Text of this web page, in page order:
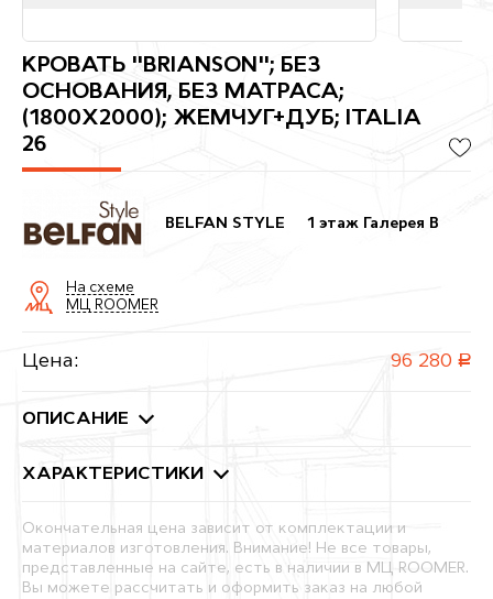
КРОВАТЬ "BRIANSON"; БЕЗ
ОСНОВАНИЯ, БЕЗ МАТРАСА;
(1800X2000); ЖЕМЧУГ+ДУБ; ITALIA
26
BELFAN STYLE 1 этаж Галерея B
На схеме
МЦ ROOMER
Цена: 96 280 руб.
ОПИСАНИЕ
ХАРАКТЕРИСТИКИ
Окончательная цена зависит от комплектации и
материалов изготовления. Внимание! Не все товары,
представленные на сайте, есть в наличии в МЦ ROOMER.
Вы можете рассчитать и оформить заказ на любой